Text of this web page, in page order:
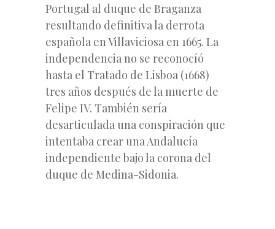
Portugal al duque de Braganza
resultando definitiva la derrota
española en Villaviciosa en 1665. La
independencia no se reconocíó
hasta el Tratado de Lisboa (1668)
tres años después de la muerte de
Felipe IV. También sería
desarticulada una conspiración que
intentaba crear una Andalucía
independiente bajo la corona del
duque de Medina-Sidonia.